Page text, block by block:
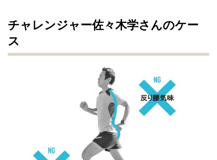
チャレンジャー佐々木学さんのケー
ス